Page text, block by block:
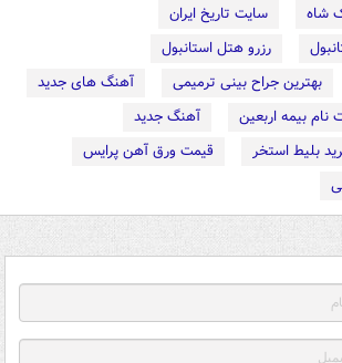
شاه
سایت تاریخ ایران
رزرو هتل استانبول
بهترین جراح بینی ترمیمی
آهنگ های جدید
نام بیمه اربعین
آهنگ جدید
بلیط استخر
قیمت ورق آهن پرایس